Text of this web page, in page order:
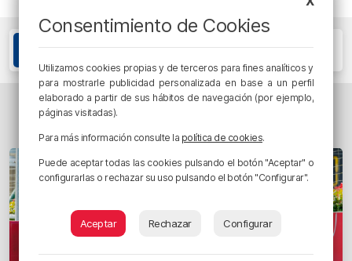
Etiquetas Athletic Club Bilbao Athletic
TAMBIÉN TE PUEDE INTERESAR...
Consentimiento de Cookies
Utilizamos cookies propias y de terceros para fines analíticos y
para mostrarle publicidad personalizada en base a un perfil
elaborado a partir de sus hábitos de navegación (por ejemplo,
páginas visitadas).
Para más información consulte la política de cookies.
Puede aceptar todas las cookies pulsando el botón "Aceptar" o
configurarlas o rechazar su uso pulsando el botón "Configurar".
Aceptar Rechazar Configurar